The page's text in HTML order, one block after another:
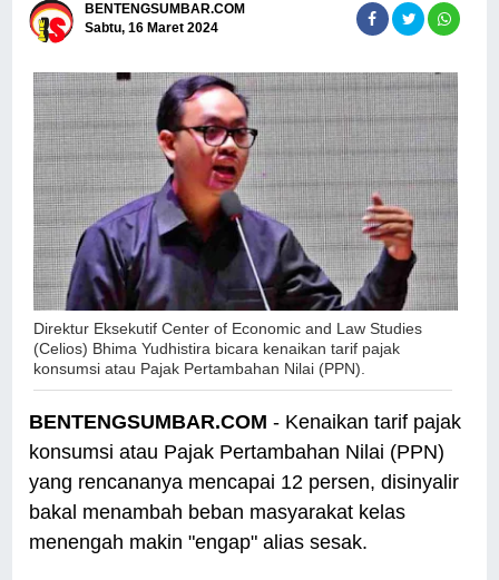
BENTENGSUMBAR.COM
Sabtu, 16 Maret 2024
Direktur Eksekutif Center of Economic and Law Studies
(Celios) Bhima Yudhistira bicara kenaikan tarif pajak
konsumsi atau Pajak Pertambahan Nilai (PPN).
BENTENGSUMBAR.COM - Kenaikan tarif pajak
konsumsi atau Pajak Pertambahan Nilai (PPN)
yang rencananya mencapai 12 persen, disinyalir
bakal menambah beban masyarakat kelas
menengah makin "engap" alias sesak.